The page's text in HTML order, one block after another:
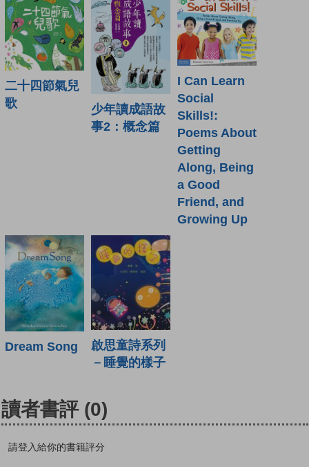
二十四節氣兒
歌
少年讀成語故
事2：概念篇
I Can Learn
Social
Skills!:
Poems About
Getting
Along, Being
a Good
Friend, and
Growing Up
Dream Song
啟思童詩系列
－睡覺的樣子
讀者書評 (0)
請登入給你的書籍評分